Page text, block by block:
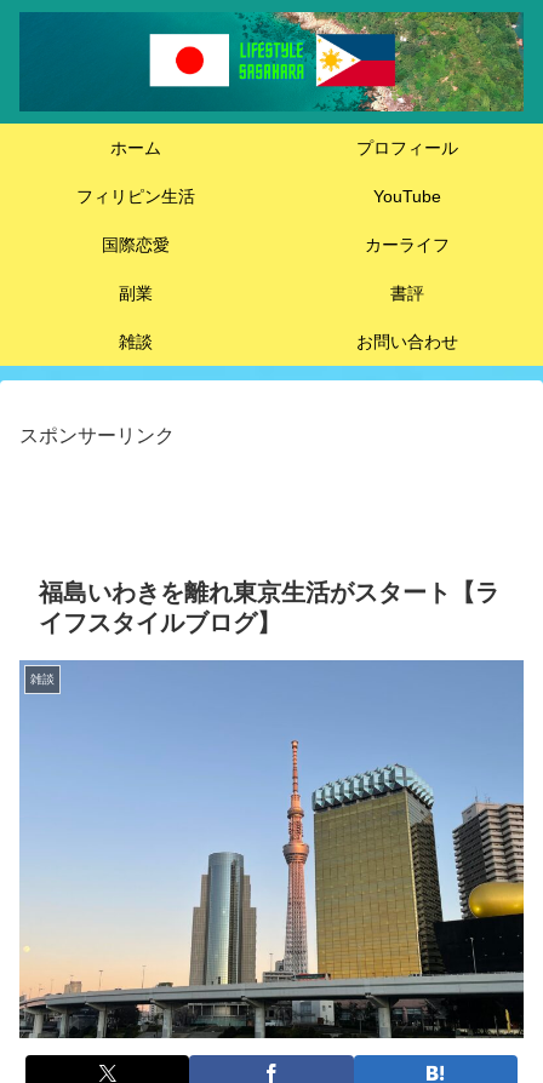
ホーム プロフィール
フィリピン生活 YouTube
国際恋愛 カーライフ
副業 書評
雑談 お問い合わせ
スポンサーリンク
福島いわきを離れ東京生活がスタート【ラ
イフスタイルブログ】
雑談